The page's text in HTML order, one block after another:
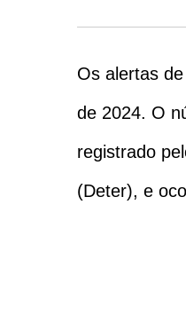
Os alertas
de 2024. O
registrado
(Deter), e